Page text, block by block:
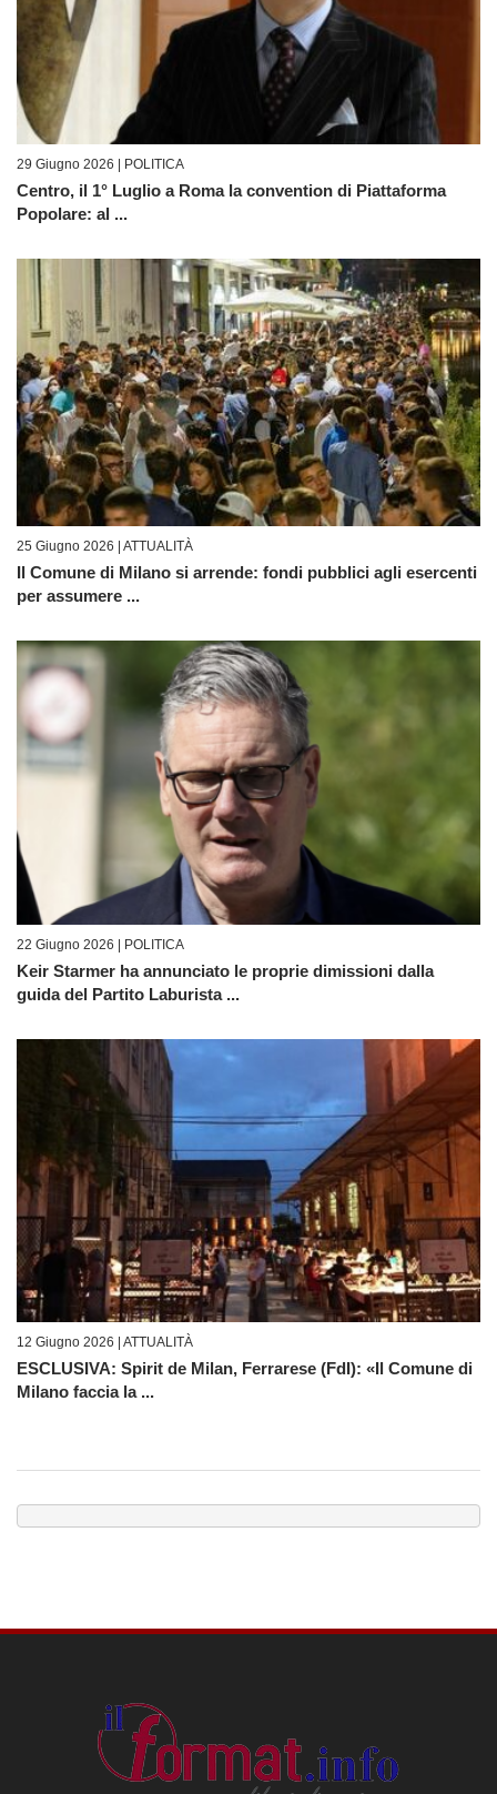
29 Giugno 2026 | POLITICA
Centro, il 1° Luglio a Roma la convention di Piattaforma
Popolare: al ...
25 Giugno 2026 | ATTUALITÀ
Il Comune di Milano si arrende: fondi pubblici agli esercenti
per assumere ...
22 Giugno 2026 | POLITICA
Keir Starmer ha annunciato le proprie dimissioni dalla
guida del Partito Laburista ...
12 Giugno 2026 | ATTUALITÀ
ESCLUSIVA: Spirit de Milan, Ferrarese (FdI): «Il Comune di
Milano faccia la ...